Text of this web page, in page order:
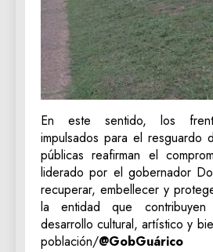
En este sentido, los
impulsados para el resguardo
públicas reafirman el
liderado por el gobernador
recuperar, embellecer y
la entidad que
desarrollo cultural, artístico y
población/@GobGuárico